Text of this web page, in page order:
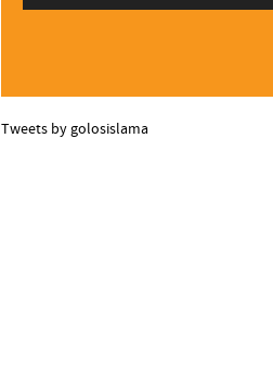
Tweets by golosislama